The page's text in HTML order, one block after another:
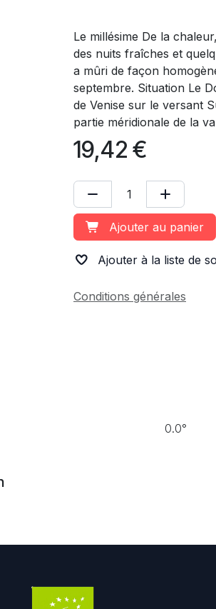
Le millésime De la
des nuits fraîches et
a mûri de façon
septembre. Situation Le
de Venise sur le versant
partie méridionale de la
19,42 €
Ajouter au panier
Ajouter à la liste de
Conditions générales
0.0°